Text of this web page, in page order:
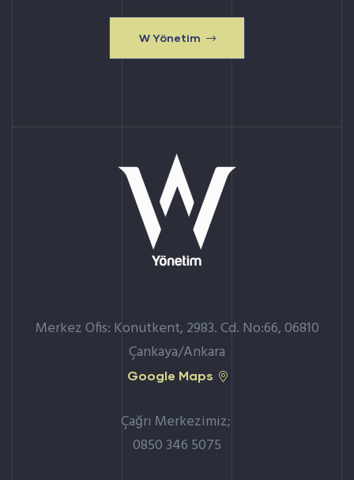
W Yönetim
Merkez Ofis: Konutkent, 2983. Cd. No:66, 06810
Çankaya/Ankara
Google Maps
Çağrı Merkezimiz;
0850 346 5075